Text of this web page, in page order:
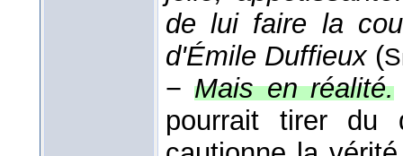
de lui faire la
d'Émile Duffieux(
−Mais en réalité.
pourrait tirer du